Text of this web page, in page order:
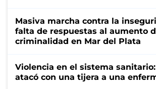
Masiva marcha contra la
falta de respuestas al aumento
criminalidad en Mar del Plata
Violencia en el sistema
atacó con una tijera a una